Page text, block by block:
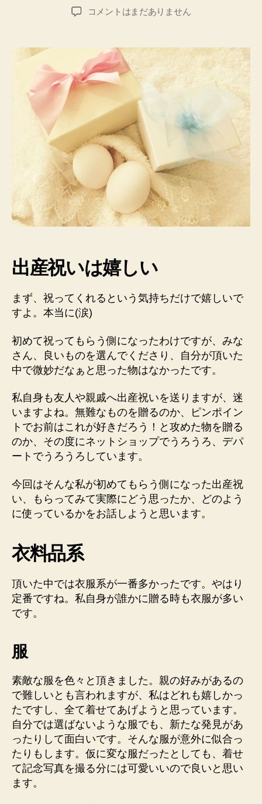
稿
日
女
の
出
産
で
嬉
た
プ
レ
ゼ
全
へ
の
コメントはまだありません
出産祝いは嬉しい
まず、祝ってくれるという気持ちだけで嬉しいで
すよ。本当に(涙)
初めて祝ってもらう側になったわけですが、みな
さん、良いものを選んでくださり、自分が頂いた
中で微妙だなぁと思った物はなかったです。
私自身も友人や親戚へ出産祝いを送りますが、迷
いますよね。無難なものを贈るのか、ピンポイン
トでお前はこれが好きだろう！と攻めた物を贈る
のか、その度にネットショップでうろうろ、デパ
ートでうろうろしています。
今回はそんな私が初めてもらう側になった出産祝
い、もらってみて実際にどう思ったか、どのよう
に使っているかをお話しようと思います。
衣料品系
頂いた中では衣服系が一番多かったです。やはり
定番ですね。私自身が誰かに贈る時も衣服が多い
です。
服
素敵な服を色々と頂きました。親の好みがあるの
で難しいとも言われますが、私はどれも嬉しかっ
たですし、全て着せてあげようと思っています。
自分では選ばないような服でも、新たな発見があ
ったりして面白いです。そんな服が意外に似合っ
たりもします。仮に変な服だったとしても、着せ
て記念写真を撮る分には可愛いいので良いと思い
ます。